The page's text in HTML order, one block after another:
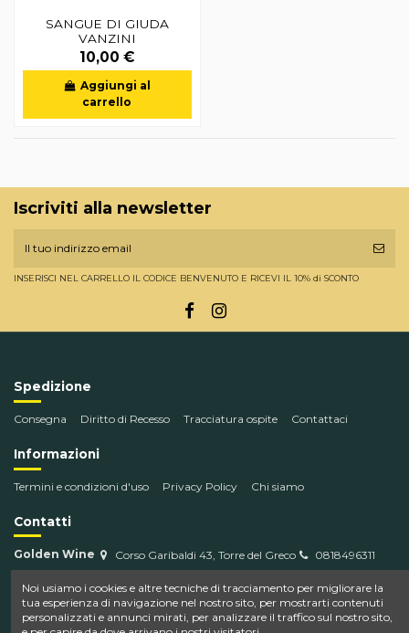
SANGUE DI GIUDA
VANZINI
10,00 €
Aggiungi al
carrello
Iscriviti alla newsletter
INSERISCI NEL CARRELLO IL CODICE BENVENUTO E RICEVI IL 10% di SCONTO
Spedizione
Consegna Diritto di Recesso Tracciatura ospite Contattaci
Informazioni
Termini e condizioni d'uso Privacy Policy Chi siamo
Contatti
Golden Wine Corso Garibaldi 43, Torre del Greco
0818496311
info@goldenwine.com
Noi usiamo i cookies e altre tecniche di tracciamento per migliorare la
tua esperienza di navigazione nel nostro sito, per mostrarti contenuti
personalizzati e annunci mirati, per analizzare il traffico sul nostro sito,